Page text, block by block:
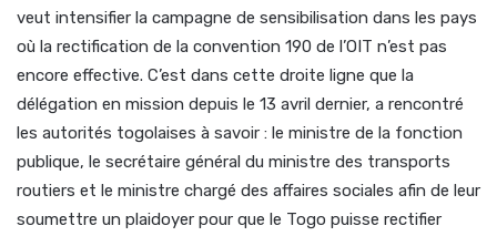
veut intensifier la campagne de sensibilisation dans les pays
où la rectification de la convention 190 de l’OIT n’est pas
encore effective. C’est dans cette droite ligne que la
délégation en mission depuis le 13 avril dernier, a rencontré
les autorités togolaises à savoir : le ministre de la fonction
publique, le secrétaire général du ministre des transports
routiers et le ministre chargé des affaires sociales afin de leur
soumettre un plaidoyer pour que le Togo puisse rectifier